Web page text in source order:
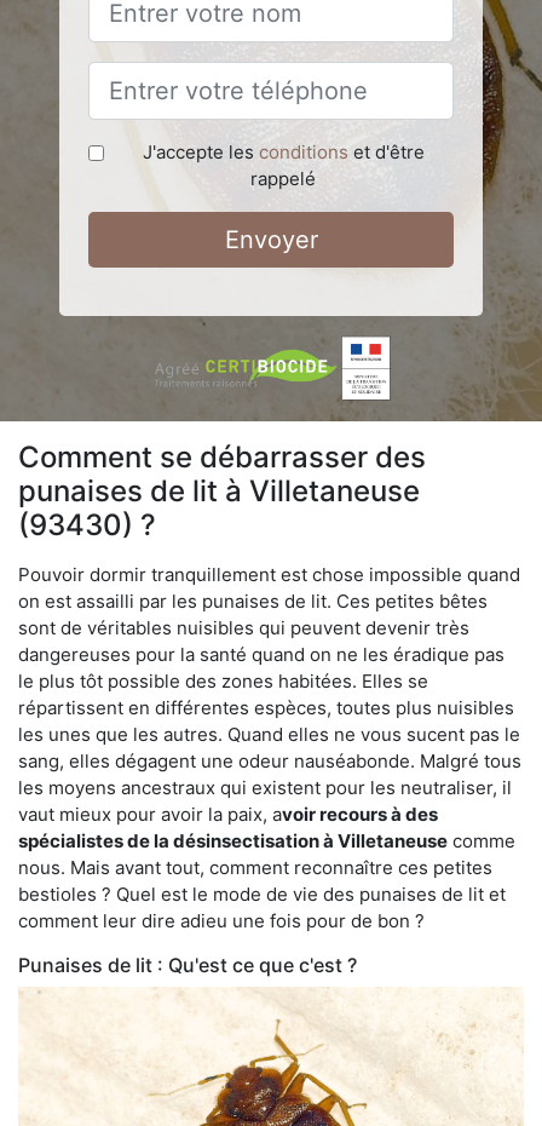
J'accepte les conditions et d'être
rappelé
Envoyer
Comment se débarrasser des
punaises de lit à Villetaneuse
(93430) ?
Pouvoir dormir tranquillement est chose impossible quand
on est assailli par les punaises de lit. Ces petites bêtes
sont de véritables nuisibles qui peuvent devenir très
dangereuses pour la santé quand on ne les éradique pas
le plus tôt possible des zones habitées. Elles se
répartissent en différentes espèces, toutes plus nuisibles
les unes que les autres. Quand elles ne vous sucent pas le
sang, elles dégagent une odeur nauséabonde. Malgré tous
les moyens ancestraux qui existent pour les neutraliser, il
vaut mieux pour avoir la paix, avoir recours à des
spécialistes de la désinsectisation à Villetaneuse comme
nous. Mais avant tout, comment reconnaître ces petites
bestioles ? Quel est le mode de vie des punaises de lit et
comment leur dire adieu une fois pour de bon ?
Punaises de lit : Qu'est ce que c'est ?